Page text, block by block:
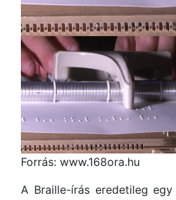
Forrás: www.168ora.hu
A Braille-írás eredetileg